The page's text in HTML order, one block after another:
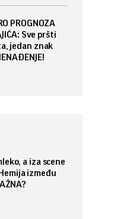
PROGNOZA
Sve pršti
jedan znak
a iza scene
između